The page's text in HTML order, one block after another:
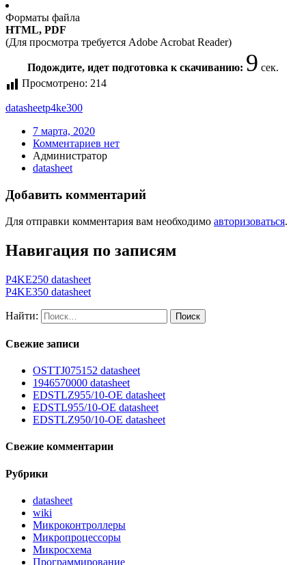
Форматы файла
HTML, PDF
(Для просмотра требуется Adobe Acrobat Reader)
Подождите, идет подготовка к скачиванию: 9 сек.
Просмотрено: 214
datasheetp4ke300
7 марта, 2020
Комментариев нет
Администратор
datasheet
Добавить комментарий
Для отправки комментария вам необходимо авторизоваться.
Навигация по записям
P4KE250 datasheet
P4KE350 datasheet
Найти:
Свежие записи
OSTTJ075152 datasheet
1946570000 datasheet
EDSTLZ955/10-OE datasheet
EDSTL955/10-OE datasheet
EDSTLZ950/10-OE datasheet
Свежие комментарии
Рубрики
datasheet
wiki
Микроконтроллеры
Микропроцессоры
Микросхема
Программирование